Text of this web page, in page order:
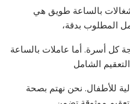
بالساعة طويق هي
المطلوب بدقة،
أسرة. أما عاملات بالساعة
الشامل
للأطفال. نحن نهتم بصحة